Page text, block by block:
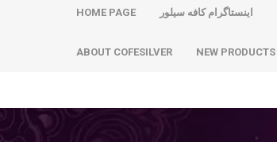
HOME PAGE اینستاگرام کافه سیلور
ABOUT COFESILVER NEW PRODUCTS